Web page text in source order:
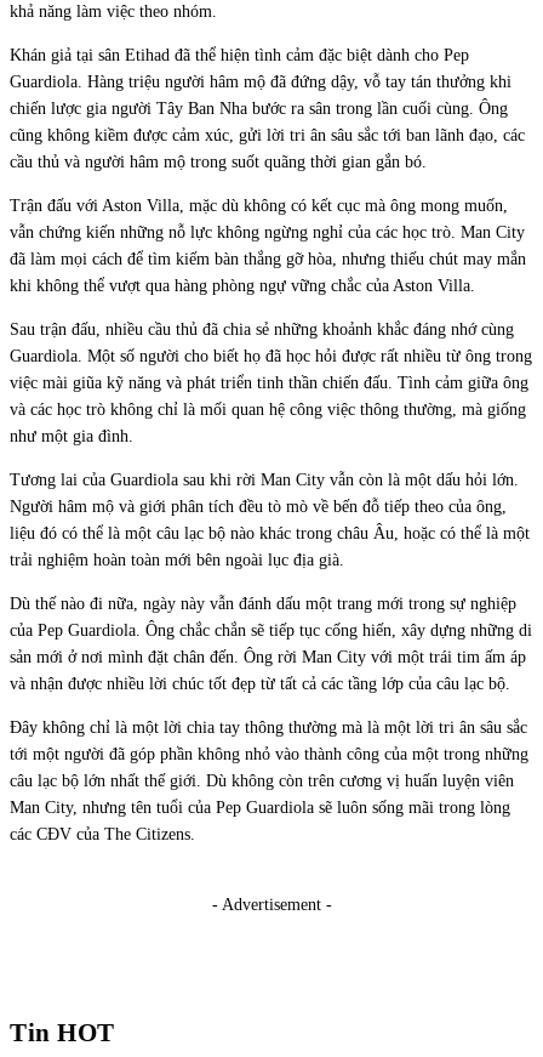
Tin HOT
khả năng làm việc theo nhóm.
Khán giả tại sân Etihad đã thể hiện tình cảm đặc biệt dành cho Pep
Guardiola. Hàng triệu người hâm mộ đã đứng dậy, vỗ tay tán thưởng khi
chiến lược gia người Tây Ban Nha bước ra sân trong lần cuối cùng. Ông
cũng không kiềm được cảm xúc, gửi lời tri ân sâu sắc tới ban lãnh đạo, các
cầu thủ và người hâm mộ trong suốt quãng thời gian gắn bó.
Trận đấu với Aston Villa, mặc dù không có kết cục mà ông mong muốn,
vẫn chứng kiến những nỗ lực không ngừng nghỉ của các học trò. Man City
đã làm mọi cách để tìm kiếm bàn thắng gỡ hòa, nhưng thiếu chút may mắn
khi không thể vượt qua hàng phòng ngự vững chắc của Aston Villa.
Sau trận đấu, nhiều cầu thủ đã chia sẻ những khoảnh khắc đáng nhớ cùng
Guardiola. Một số người cho biết họ đã học hỏi được rất nhiều từ ông trong
việc mài giũa kỹ năng và phát triển tinh thần chiến đấu. Tình cảm giữa ông
và các học trò không chỉ là mối quan hệ công việc thông thường, mà giống
như một gia đình.
Tương lai của Guardiola sau khi rời Man City vẫn còn là một dấu hỏi lớn.
Người hâm mộ và giới phân tích đều tò mò về bến đỗ tiếp theo của ông,
liệu đó có thể là một câu lạc bộ nào khác trong châu Âu, hoặc có thể là một
trải nghiệm hoàn toàn mới bên ngoài lục địa già.
Dù thế nào đi nữa, ngày này vẫn đánh dấu một trang mới trong sự nghiệp
của Pep Guardiola. Ông chắc chắn sẽ tiếp tục cống hiến, xây dựng những di
sản mới ở nơi mình đặt chân đến. Ông rời Man City với một trái tim ấm áp
và nhận được nhiều lời chúc tốt đẹp từ tất cả các tầng lớp của câu lạc bộ.
Đây không chỉ là một lời chia tay thông thường mà là một lời tri ân sâu sắc
tới một người đã góp phần không nhỏ vào thành công của một trong những
câu lạc bộ lớn nhất thế giới. Dù không còn trên cương vị huấn luyện viên
Man City, nhưng tên tuổi của Pep Guardiola sẽ luôn sống mãi trong lòng
các CĐV của The Citizens.
- Advertisement -